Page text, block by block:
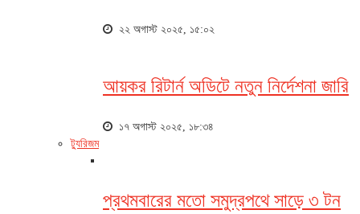
২২ অগাস্ট ২০২৫, ১৫:০২
আয়কর রিটার্ন অডিটে নতুন নির্দেশনা জারি
১৭ অগাস্ট ২০২৫, ১৮:৩৪
ট্যুরিজম
প্রথমবারের মতো সমুদ্রপথে সাড়ে ৩ টন